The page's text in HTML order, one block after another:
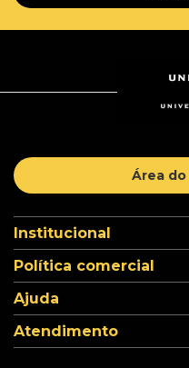
Área
Institucional
Política comercial
Ajuda
Atendimento